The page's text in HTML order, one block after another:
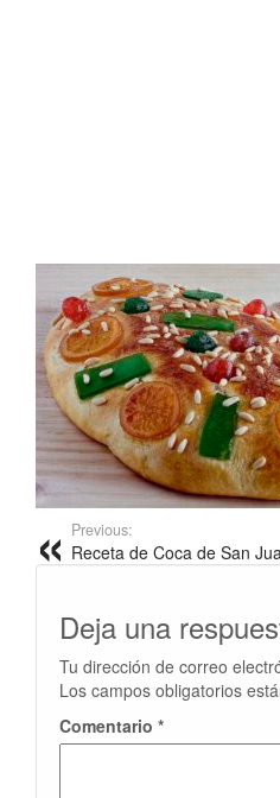
Previous:
Receta de Coca de San
Deja una
Tu dirección de correo
Los campos obligatorios
Comentario *